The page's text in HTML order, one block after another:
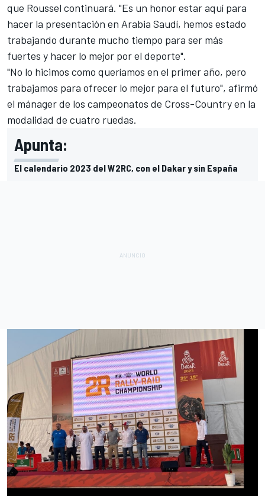
que Roussel continuará. "Es un honor estar aquí para
hacer la presentación en Arabia Saudí, hemos estado
trabajando durante mucho tiempo para ser más
fuertes y hacer lo mejor por el deporte".
"No lo hicimos como queríamos en el primer año, pero
trabajamos para ofrecer lo mejor para el futuro", afirmó
el mánager de los campeonatos de Cross-Country en la
modalidad de cuatro ruedas.
Apunta:
El calendario 2023 del W2RC, con el Dakar y sin España